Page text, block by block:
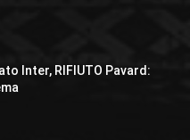
Inter, RIFIUTO Pavard: